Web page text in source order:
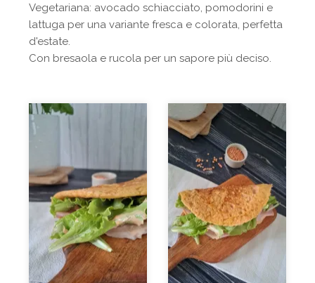
Vegetariana: avocado schiacciato, pomodorini e
lattuga per una variante fresca e colorata, perfetta
d'estate.
Con bresaola e rucola per un sapore più deciso.